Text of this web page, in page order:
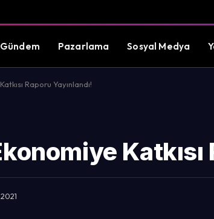
Gündem Pazarlama Sosyal Medya
Raporu Yayınlandı!
Katkısı